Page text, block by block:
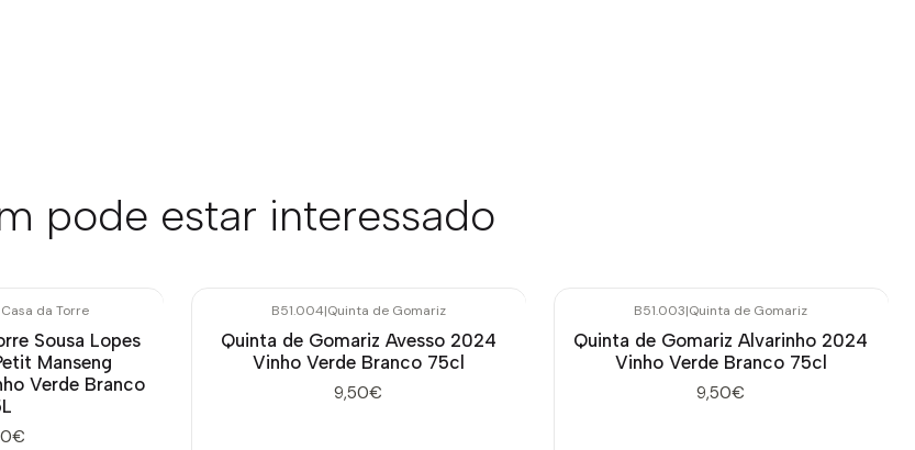
pode estar interessado
da Torre
Sousa Lopes
Manseng
Verde Branco
B51.004|Quinta de Gomariz
Quinta de Gomariz Avesso 2024
Vinho Verde Branco 75cl
9,50€
B51.003|Quinta de Gomariz
Quinta de Gomariz Alvarinho 2024
Vinho Verde Branco 75cl
9,50€